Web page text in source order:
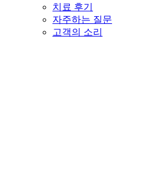
치료 후기
자주하는 질문
고객의 소리